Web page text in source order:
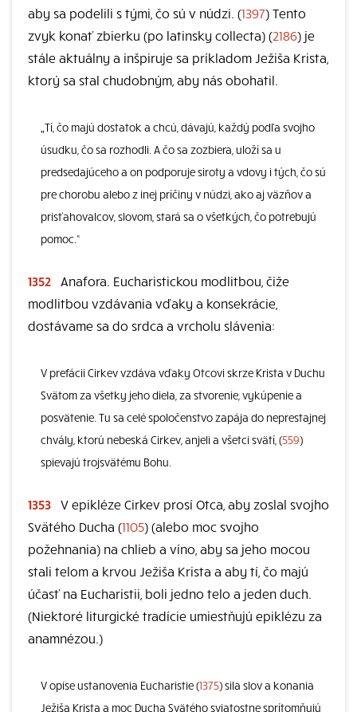
aby sa podelili s tými, čo sú v núdzi. (1397) Tento
zvyk konať zbierku (po latinsky collecta) (2186) je
stále aktuálny a inšpiruje sa príkladom Ježiša Krista,
ktorý sa stal chudobným, aby nás obohatil.
„Tí, čo majú dostatok a chcú, dávajú, každý podľa svojho
úsudku, čo sa rozhodli. A čo sa zozbiera, uloží sa u
predsedajúceho a on podporuje siroty a vdovy i tých, čo sú
pre chorobu alebo z inej príčiny v núdzi, ako aj väzňov a
prisťahovalcov, slovom, stará sa o všetkých, čo potrebujú
pomoc.“
1352
Anafora. Eucharistickou modlitbou, čiže
modlitbou vzdávania vďaky a konsekrácie,
dostávame sa do srdca a vrcholu slávenia:
V prefácii Cirkev vzdáva vďaky Otcovi skrze Krista v Duchu
Svätom za všetky jeho diela, za stvorenie, vykúpenie a
posvätenie. Tu sa celé spoločenstvo zapája do neprestajnej
chvály, ktorú nebeská Cirkev, anjeli a všetci svätí, (559)
spievajú trojsvätému Bohu.
1353 V epikléze Cirkev prosí Otca, aby zoslal svojho
Svätého Ducha (1105) (alebo moc svojho
požehnania) na chlieb a víno, aby sa jeho mocou
stali telom a krvou Ježiša Krista a aby tí, čo majú
účasť na Eucharistii, boli jedno telo a jeden duch.
(Niektoré liturgické tradície umiestňujú epiklézu za
anamnézou.)
V opise ustanovenia Eucharistie (1375) sila slov a konania
Ježiša Krista a moc Ducha Svätého sviatostne sprítomňujú